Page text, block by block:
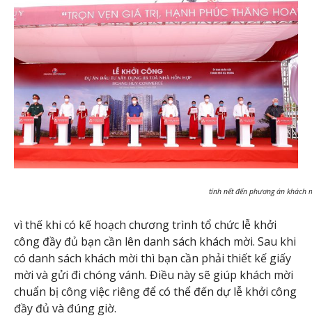
tính nết đến phương án khách
vì thế khi có kế hoạch chương trình tổ chức lễ khởi
công đầy đủ bạn cần lên danh sách khách mời. Sau khi
có danh sách khách mời thì bạn cần phải thiết kế giấy
mời và gửi đi chóng vánh. Điều này sẽ giúp khách mời
chuẩn bị công việc riêng để có thể đến dự lễ khởi công
đầy đủ và đúng giờ.